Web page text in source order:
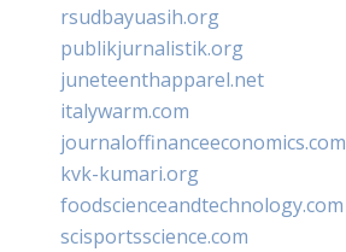
rsudbayuasih.org
publikjurnalistik.org
juneteenthapparel.net
italywarm.com
journaloffinanceeconomics.com
kvk-kumari.org
foodscienceandtechnology.com
scisportsscience.com